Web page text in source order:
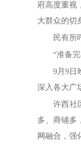
府高度重视
大群众的切
民有所
“准备
9月9日
深入各大广
许西社
多、商铺多
网融合，强